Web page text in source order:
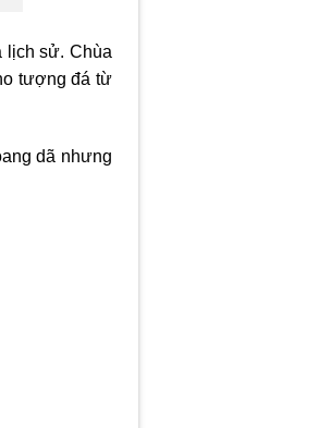
lịch sử. Chùa
tượng đá từ
dã nhưng